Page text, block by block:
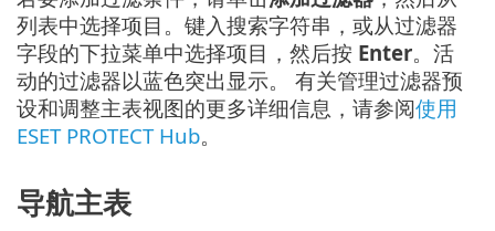
列表中选择项目。键入搜索字符串，或从过滤器
字段的下拉菜单中选择项目，然后按 Enter。活
动的过滤器以蓝色突出显示。 有关管理过滤器预
设和调整主表视图的更多详细信息，请参阅使用
ESET PROTECT Hub。
导航主表